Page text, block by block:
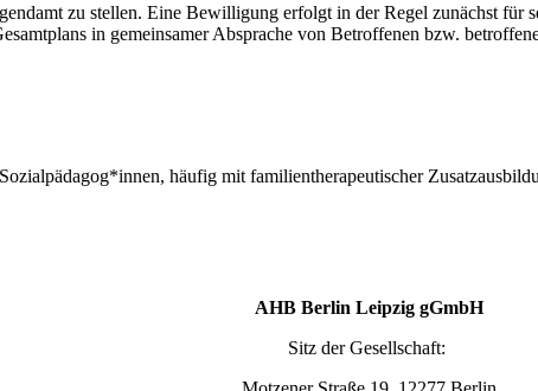
zu stellen. Eine Bewilligung erfolgt in der Regel zunächst für
in gemeinsamer Absprache von Betroffenen bzw.
häufig mit familientherapeutischer
AHB Berlin Leipzig gGmbH
Sitz der Gesellschaft: